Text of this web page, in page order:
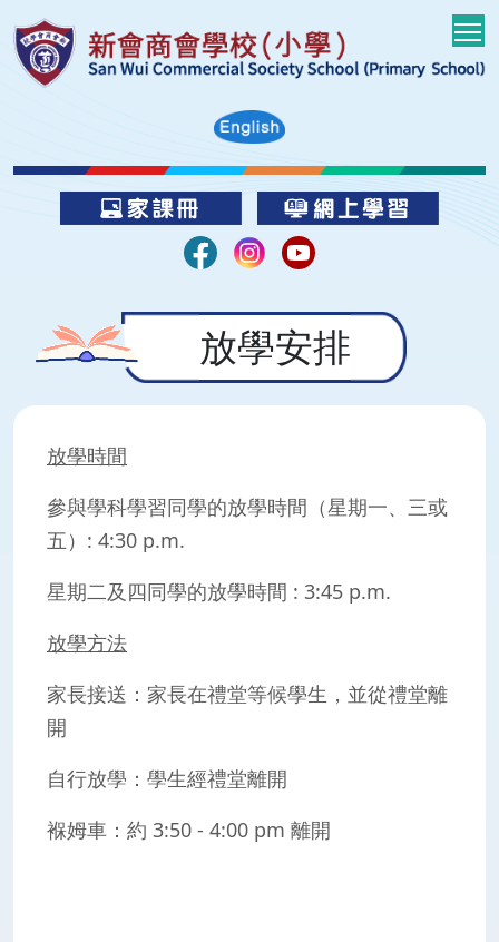
放學安排
放學時間
參與學科學習同學的放學時間 （星期一、三或
五）: 4:30 p.m.
星期二及四同學的放學時間 : 3:45 p.m.
放學方法
家長接送：家長在禮堂等候學生，並從禮堂離
開
自行放學：學生經禮堂離開
褓姆車：約 3:50 - 4:00 pm 離開